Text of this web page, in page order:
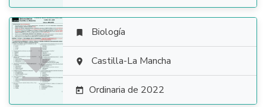

 Biología
 Castilla-La Mancha
 Ordinaria de 2022